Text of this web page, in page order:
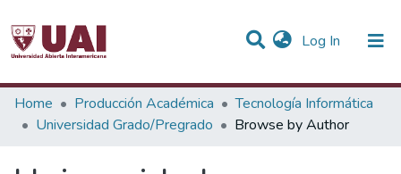
Log In (current)
Communities & Collections
Home Producción Académica
Tecnología Informática
Universidad Grado/Pregrado
Browse by Author